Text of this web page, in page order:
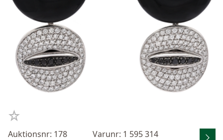
Auktionsnr: 178 Varunr: 1 595 314